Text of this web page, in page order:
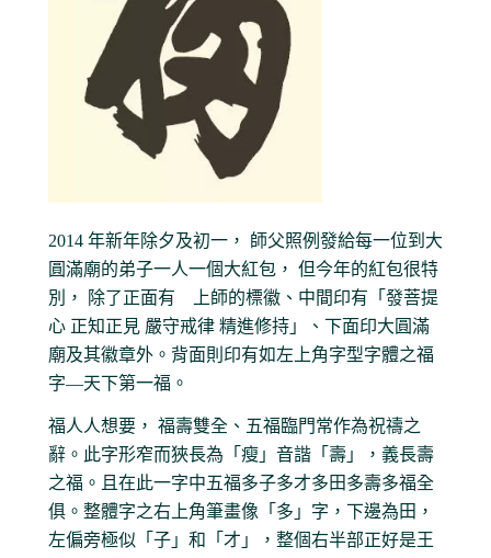
2014 年新年除夕及初一， 師父照例發給每一位到大
圓滿廟的弟子一人一個大紅包， 但今年的紅包很特
別， 除了正面有 上師的標徽、中間印有「發菩提
心 正知正見 嚴守戒律 精進修持」、下面印大圓滿
廟及其徽章外。背面則印有如左上角字型字體之福
字—天下第一福。
福人人想要， 福壽雙全、五福臨門常作為祝禱之
辭。此字形窄而狹長為「瘦」音諧「壽」，義長壽
之福。且在此一字中五福多子多才多田多壽多福全
俱。整體字之右上角筆畫像「多」字，下邊為田，
左偏旁極似「子」和「才」，整個右半部正好是王